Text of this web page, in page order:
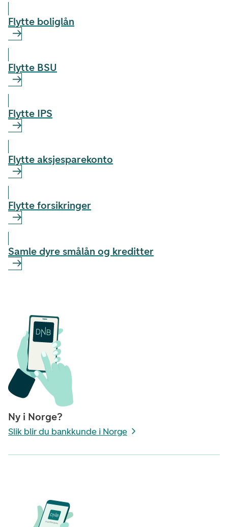
Flytte boliglån
Flytte BSU
Flytte IPS
Flytte aksjesparekonto
Flytte forsikringer
Samle dyre smålån og kreditter
Ny i Norge?
Slik blir du bankkunde i Norge
DNBMobilbank